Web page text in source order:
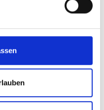
und wichtigen
Anzahl an
durch eine
(≥1 Mio. €) und